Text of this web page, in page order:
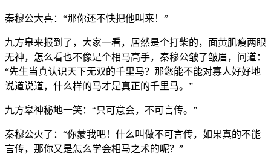
秦穆公大喜：“那你还不快把他叫来！”
九方皋来报到了，大家一看，居然是个打柴的，面黄肌瘦两眼
无神，怎么看也不像是个相马高手，秦穆公皱了皱眉，问道：
“先生当真认识天下无双的千里马？那您能不能对寡人好好地
说道说道，什么样的马才是真正的千里马。”
九方皋神秘地一笑：“只可意会，不可言传。”
秦穆公火了：“你蒙我吧！什么叫做不可言传，如果真的不能
言传，那你又是怎么学会相马之术的呢？”